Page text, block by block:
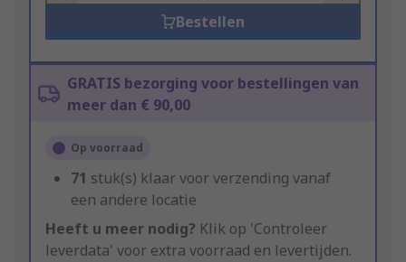
Bestellen
GRATIS bezorging voor bestellingen van
meer dan € 90,00
Op voorraad
71 stuk(s) klaar voor verzending vanaf
een andere locatie
Heeft u meer nodig? Klik op 'Controleer
leverdata' voor extra voorraad en levertijden.